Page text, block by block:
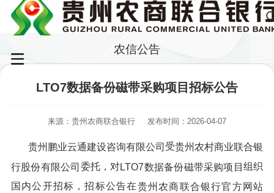
农信公告
LTO7数据备份磁带采购项目招标公告
来源：贵州农商联合银行 发布时间：2026-04-07
贵州鹏业云通建设咨询有限公司 受贵州农村商业联合银
行股份有限公司委托，对LTO7数据备份磁带采购项目组织
国内公开招标，招标公告在贵州农商联合银行官方网站